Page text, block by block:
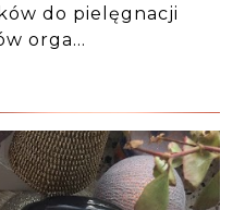
do pielęgnacji
orga…